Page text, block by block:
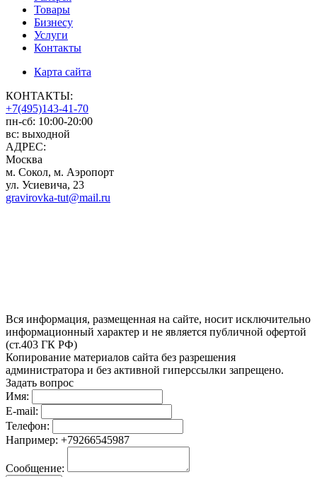
Товары
Бизнесу
Услуги
Контакты
Карта сайта
КОНТАКТЫ:
+7(495)143-41-70
пн-сб: 10:00-20:00
вс: выходной
АДРЕС:
Москва
м. Сокол, м. Аэропорт
ул. Усиевича, 23
gravirovka-tut@mail.ru
Вся информация, размещенная на сайте, носит исключительно
информационный характер и не является публичной офертой
(ст.403 ГК РФ)
Копирование материалов сайта без разрешения
администратора и без активной гиперссылки запрещено.
Задать вопрос
Имя:
E-mail:
Телефон:
Например: +79266545987
Сообщение: